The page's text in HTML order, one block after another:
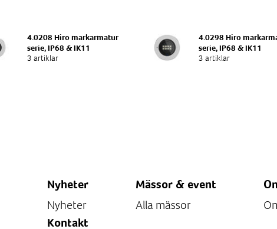
4.0208 Hiro markarmatur
serie, IP68 & IK11
3 artiklar
4.0298 Hiro
serie, IP68 & IK11
3 artiklar
Nyheter
Nyheter
Mässor & event
Alla mässor
Kontakt